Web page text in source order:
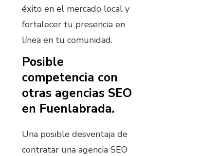
éxito en el mercado local y
fortalecer tu presencia en
línea en tu comunidad.
Posible
competencia con
otras agencias SEO
en Fuenlabrada.
Una posible desventaja de
contratar una agencia SEO